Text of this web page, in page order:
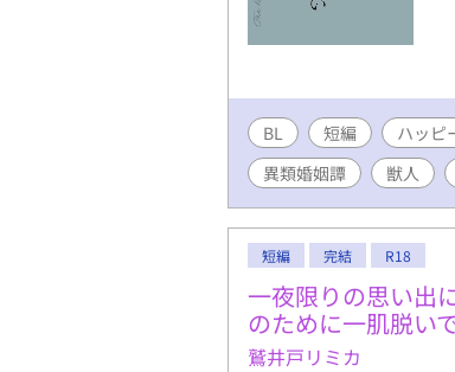
BL 短編 ハッピ
異類婚姻譚
獣人
短編 完結 R18
一夜限りの思い出
のために一肌脱い
鷲井戸リミカ